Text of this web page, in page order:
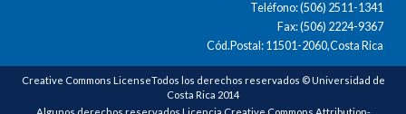
Teléfono: (506) 2511-1341
Fax: (506) 2224-9367
Cód.Postal: 11501-2060,Costa Rica
Creative Commons LicenseTodos los derechos reservados © Universidad de
Costa Rica 2014